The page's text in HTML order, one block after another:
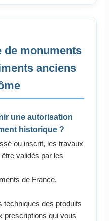
de monuments
anciens
une autorisation
historique ?
ou inscrit, les travaux
être validés par les
de France,
techniques des produits
prescriptions qui vous